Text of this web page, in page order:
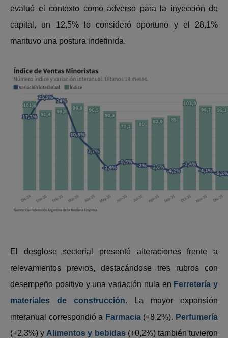
evaluó el contexto como adverso para la inyección de
capital, un 12,5% lo consideró oportuno y el 28,1%
mantuvo una postura indefinida.
El desglose sectorial presentó alteraciones frente a
relevamientos previos, destacándose tres rubros con
desempeño positivo y una variación nula en Ferretería y
materiales de construcción. La mayor expansión
interanual correspondió a Farmacia(+8,2%). Perfumería
(+2,3%) yAlimentos y bebidas(+0,2%) también tuvieron